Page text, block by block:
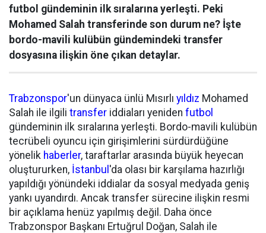
futbol gündeminin ilk sıralarına yerleşti. Peki
Mohamed Salah transferinde son durum ne? İşte
bordo-mavili kulübün gündemindeki transfer
dosyasına ilişkin öne çıkan detaylar.
Trabzonspor'un dünyaca ünlü Mısırlı yıldız Mohamed
Salah ile ilgili transfer iddiaları yeniden futbol
gündeminin ilk sıralarına yerleşti. Bordo-mavili kulübün
tecrübeli oyuncu için girişimlerini sürdürdüğüne
yönelik haberler, taraftarlar arasında büyük heyecan
oluştururken, İstanbul 'da olası bir karşılama hazırlığı
yapıldığı yönündeki iddialar da sosyal medyada geniş
yankı uyandırdı. Ancak transfer sürecine ilişkin resmi
bir açıklama henüz yapılmış değil. Daha önce
Trabzonspor Başkanı Ertuğrul Doğan, Salah ile